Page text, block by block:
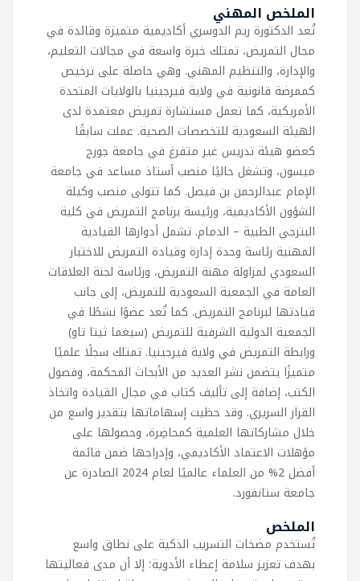
الملخص المهني
تُعد الدكتورة ريم الدوسري أكاديمية متميزة وقائدة في
مجال التمريض، تمتلك خبرة واسعة في مجالات التعليم،
والإدارة، والتنظيم المهني. وهي حاصلة على ترخيص
كممرضة قانونية في ولاية فيرجينيا بالولايات المتحدة
الأمريكية، كما تعمل مستشارة تمريض معتمدة لدى
الهيئة السعودية للتخصصات الصحية. عملت سابقًا
كعضو هيئة تدريس غير متفرغ في جامعة جورج
ميسون، وتشغل حاليًا منصب أستاذ مساعد في جامعة
الإمام عبدالرحمن بن فيصل. كما تتولى منصب وكيلة
الشؤون الأكاديمية، ورئيسة برنامج التمريض في كلية
البترجي الطبية – الدمام. تشمل أدوارها القيادية
المهنية رئاسة وحدة إدارة وقيادة التمريض للاختبار
السعودي لمزاولة مهنة التمريض، ورئاسة لجنة العلاقات
العامة في الجمعية السعودية للتمريض، إلى جانب
قيادتها لبرنامج التمريض. كما تُعد عضوًا نشطًا في
الجمعية الدولية الشرفية للتمريض (سيغما ثيتا تاو)
ورابطة التمريض في ولاية فيرجينيا. تمتلك سجلًا علميًا
متميزًا يتضمن نشر العديد من الأبحاث المحكمة، وفصول
الكتب، إضافة إلى تأليف كتاب في مجال القيادة واتخاذ
القرار السريري. وقد حظيت إسهاماتها بتقدير واسع من
خلال مشاركاتها العلمية كمحاضِرة، وحصولها على
مؤهلات الاعتماد الأكاديمي، وإدراجها ضمن قائمة
أفضل 2% من العلماء عالميًا لعام 2024 الصادرة عن
جامعة ستانفورد.
الملخص
تُستخدم مضخات التسريب الذكية على نطاق واسع
بهدف تعزيز سلامة إعطاء الأدوية؛ إلا أن مدى فعاليتها